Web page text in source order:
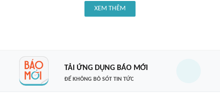
XEM THÊM
TẢI ỨNG DỤNG BÁO MỚI
ĐỂ KHÔNG BỎ SÓT TIN TỨC